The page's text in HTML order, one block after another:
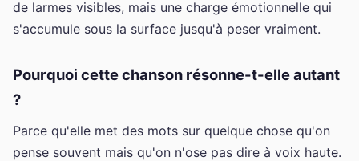
de larmes visibles, mais une charge émotionnelle qui
s'accumule sous la surface jusqu'à peser vraiment.
Pourquoi cette chanson résonne-t-elle autant
?
Parce qu'elle met des mots sur quelque chose qu'on
pense souvent mais qu'on n'ose pas dire à voix haute.